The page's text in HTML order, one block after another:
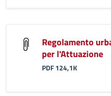
Regolamento
per l'Attuazione
PDF 124,1K